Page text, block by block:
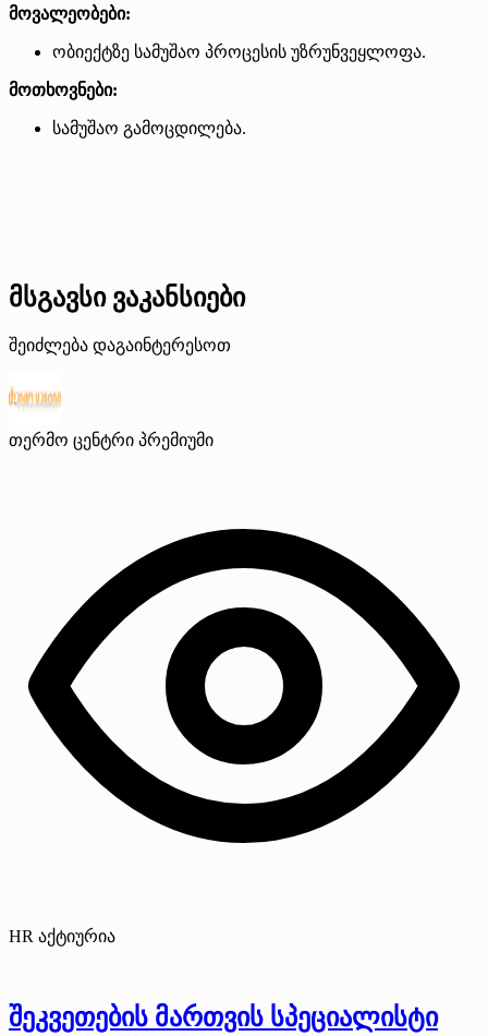
მოვალეობები:
ობიექტზე სამუშაო პროცესის უზრუნვეყლოფა.
მოთხოვნები:
სამუშაო გამოცდილება.
მსგავსი ვაკანსიები
შეიძლება დაგაინტერესოთ
თერმო ცენტრი პრემიუმი
HR აქტიურია
შეკვეთების მართვის სპეციალისტი